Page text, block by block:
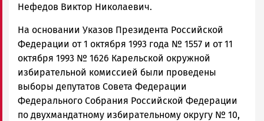
Нефедов Виктор Николаевич.
На основании Указов Президента Российской
Федерации от 1 октября 1993 года № 1557 и от 11
октября 1993 № 1626 Карельской окружной
избирательной комиссией были проведены
выборы депутатов Совета Федерации
Федерального Собрания Российской Федерации
по двухмандатному избирательному округу № 10,